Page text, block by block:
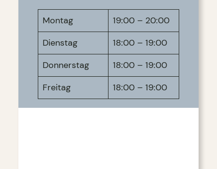
Montag
19:00 – 20:00
Dienstag
18:00 – 19:00
Donnerstag
18:00 – 19:00
Freitag
18:00 – 19:00